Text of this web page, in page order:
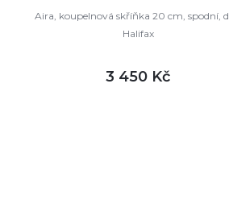
Aira, koupelnová skříňka 20 cm, spodní,
Halifax
3 450 Kč